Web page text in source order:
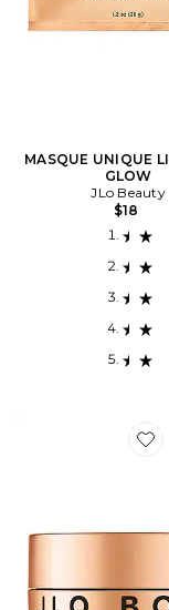
MASQUE UNIQUE
GLOW
JLo Beauty
$18